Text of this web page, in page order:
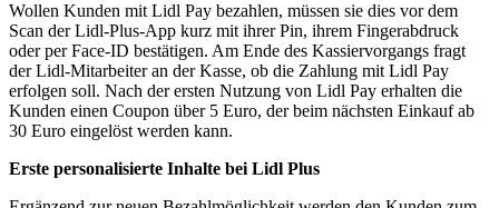
Wollen Kunden mit Lidl Pay bezahlen, müssen sie dies vor dem
Scan der Lidl-Plus-App kurz mit ihrer Pin, ihrem Fingerabdruck
oder per Face-ID bestätigen. Am Ende des Kassiervorgangs fragt
der Lidl-Mitarbeiter an der Kasse, ob die Zahlung mit Lidl Pay
erfolgen soll. Nach der ersten Nutzung von Lidl Pay erhalten die
Kunden einen Coupon über 5 Euro, der beim nächsten Einkauf ab
30 Euro eingelöst werden kann.
Erste personalisierte Inhalte bei Lidl Plus